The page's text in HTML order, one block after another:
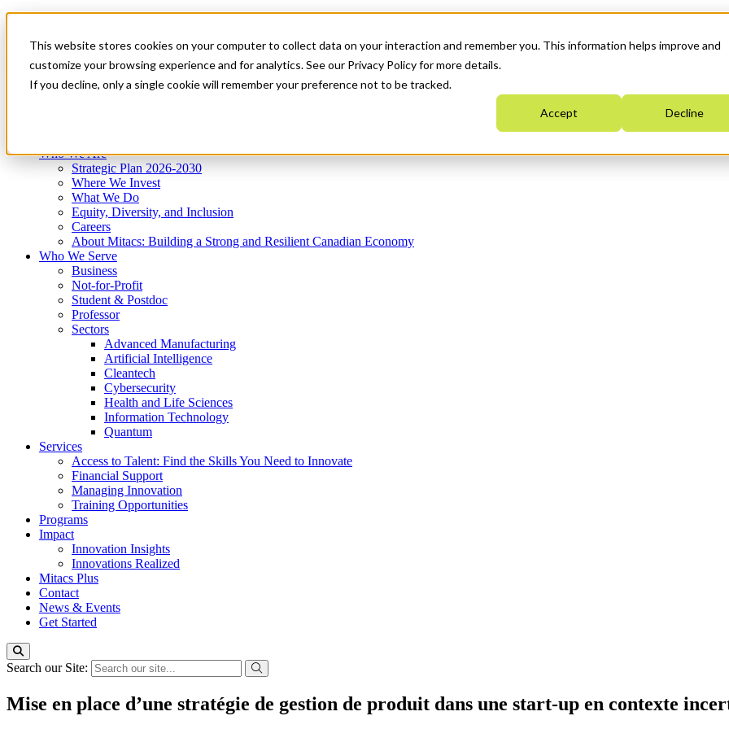
This website stores cookies on your computer to collect data on your interaction and remember you. This information helps improve and
customize your browsing experience and for analytics. See our Privacy Policy for more details.
If you decline, only a single cookie will remember your preference not to be tracked.
Accept Decline
News & Events
Get Started
Menu
Who We Are
Strategic Plan 2026-2030
Where We Invest
What We Do
Equity, Diversity, and Inclusion
Careers
About Mitacs: Building a Strong and Resilient Canadian Economy
Who We Serve
Business
Not-for-Profit
Student & Postdoc
Professor
Sectors
Advanced Manufacturing
Artificial Intelligence
Cleantech
Cybersecurity
Health and Life Sciences
Information Technology
Quantum
Services
Access to Talent: Find the Skills You Need to Innovate
Financial Support
Managing Innovation
Training Opportunities
Programs
Impact
Innovation Insights
Innovations Realized
Mitacs Plus
Contact
News & Events
Get Started
Search our Site:
Mise en place d’une stratégie de gestion de produit dans une start-up en contexte